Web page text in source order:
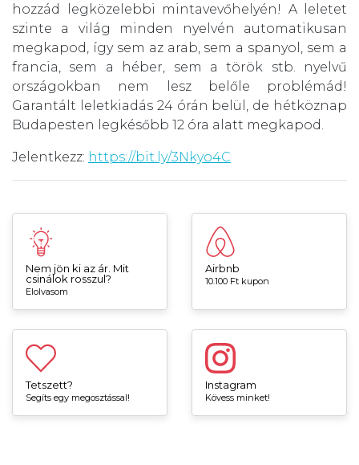
hozzád legközelebbi mintavevőhelyén! A leletet
szinte a világ minden nyelvén automatikusan
megkapod, így sem az arab, sem a spanyol, sem a
francia, sem a héber, sem a török stb. nyelvű
országokban nem lesz belőle problémád!
Garantált leletkiadás 24 órán belül, de hétköznap
Budapesten legkésőbb 12 óra alatt megkapod.
Jelentkezz: https://bit.ly/3Nkyo4C
Nem jön ki az ár. Mit
csinálok rosszul?
Elolvasom
Airbnb
10.100 Ft kupon
Tetszett?
Segíts egy megosztással!
Instagram
Kövess minket!